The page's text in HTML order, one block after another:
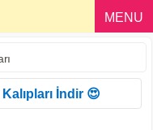
MENU
İndir 😍